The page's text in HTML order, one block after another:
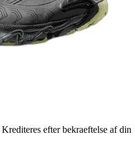
Krediteres efter bekraeftelse af din